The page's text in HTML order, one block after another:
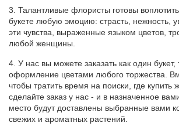
3. Талантливые флористы готовы
букете любую эмоцию: страсть, нежность,
эти чувства, выраженные языком цветов,
любой женщины.
4. У нас вы можете заказать как один букет,
оформление цветами любого торжества.
чтобы тратить время на поиски, где купить
сделайте заказ у нас - и в назначенное
место будут доставлены выбранные вами
свежих и ароматных растений.